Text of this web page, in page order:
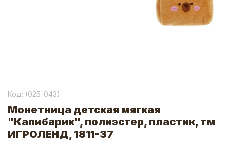
Код: (025-043)
Монетница детская мягкая
"Капибарик", полиэстер, пластик, тм
ИГРОЛЕНД, 1811-37